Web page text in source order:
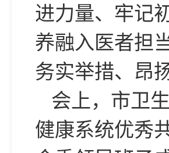
进力量、牢记
养融入医者担
务实举措、昂
会上，市卫
健康系统优秀